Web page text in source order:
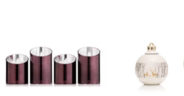
keinen chemischen Reiniger